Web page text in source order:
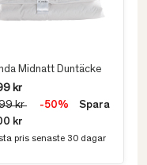
Midnatt Duntäcke
kr
kr
-50%
Spara
kr
pris senaste 30 dagar